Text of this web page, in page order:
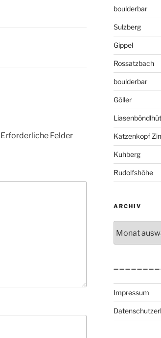
Erforderliche Felder
boulderbar
Sulzberg
Gippel
Rossatzbach
boulderbar
Göller
Katzenkopf
Kuhberg
Rudolfshöhe
ARCHIV
Impressum